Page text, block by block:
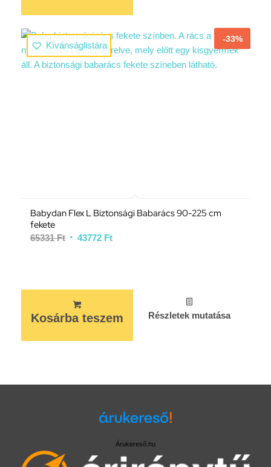
Kívánságlistára
-33%
Babydan Flex L Biztonsági Babarács 90-225 cm
fekete
65331Ft 43772 Ft
Kosárba teszem Részletek mutatása
Árukereső.hu